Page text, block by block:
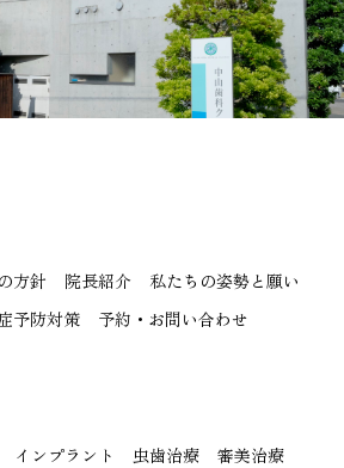
方針 院長紹介
私たちの姿勢と願い
予防対策
予約・お問い合わせ
インプラント 虫歯治療
審美治療